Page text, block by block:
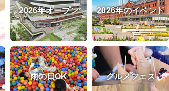
2026年オープン 2026年のイベント
雨の日OK グルメフェス